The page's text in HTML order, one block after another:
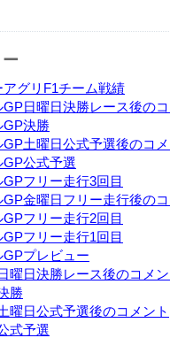
グリF1チーム戦績
GP日曜日決勝レース後の
GP決勝
GP土曜日公式予選後のコ
GP公式予選
フリー走行3回目
GP金曜日フリー走行後の
フリー走行2回目
フリー走行1回目
GPプレビュー
曜日決勝レース後のコメ
勝
曜日公式予選後のコメント
式予選